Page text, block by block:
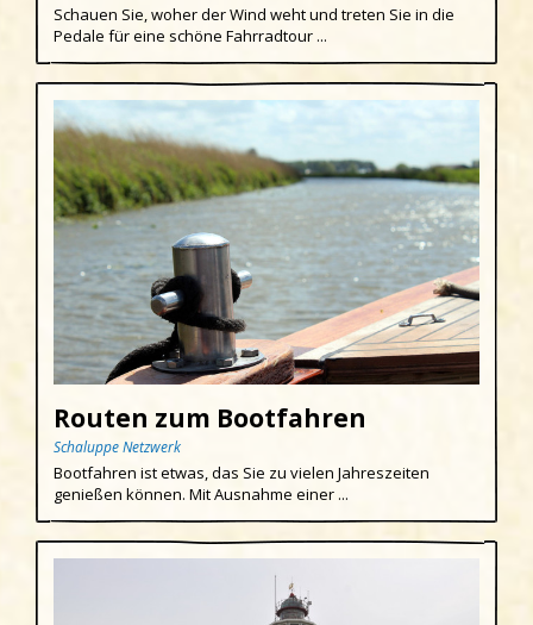
Schauen Sie, woher der Wind weht und treten Sie in die
Pedale für eine schöne Fahrradtour ...
Routen zum Bootfahren
Schaluppe Netzwerk
Bootfahren ist etwas, das Sie zu vielen Jahreszeiten
genießen können. Mit Ausnahme einer ...